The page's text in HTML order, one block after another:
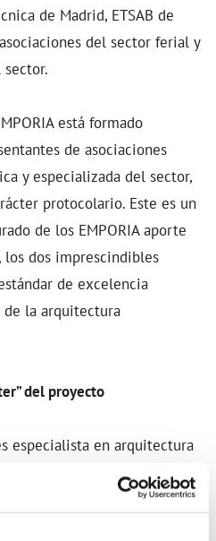
de Madrid, ETSAB de
del sector ferial y
está formado
de asociaciones
y especializada del sector,
protocolario. Este es un
de los EMPORIA aporte
dos imprescindibles
de excelencia
la arquitectura
del proyecto
especialista en arquitectura
Victoria
este proyecto. Con una gran